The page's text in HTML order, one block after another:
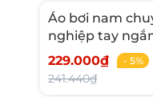
Áo bơi nam
nghiệp tay
mịn co giãn đàn
229.000₫ - 5%
241.440₫